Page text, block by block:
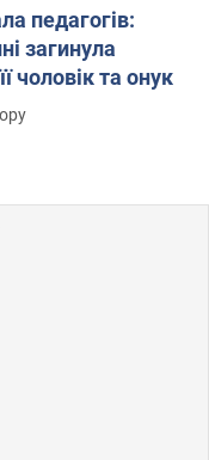
педагогів:
загинула
чоловік та онук